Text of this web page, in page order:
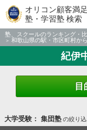
オリコン顧客満
塾・学習塾 検索
塾、スクールのランキング・
和歌山県の駅・市区町村か
紀伊
目
大学受験： 集団塾の絞り